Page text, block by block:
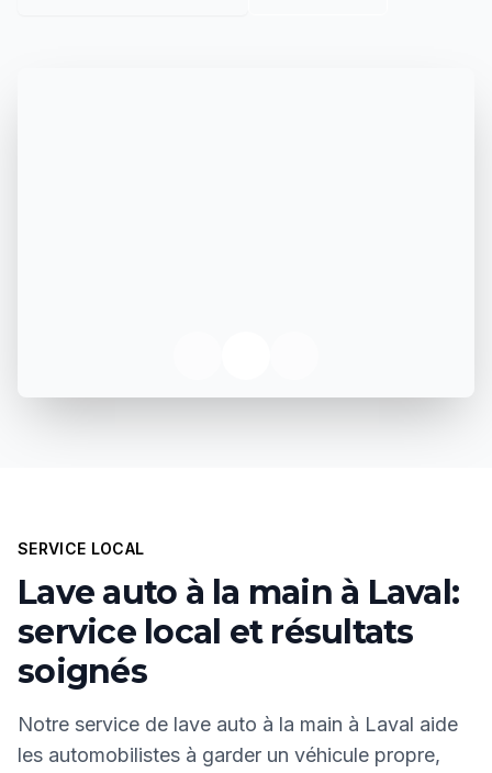
SERVICE LOCAL
Lave auto à la main à Laval:
service local et résultats
soignés
Notre service de lave auto à la main à Laval aide
les automobilistes à garder un véhicule propre,